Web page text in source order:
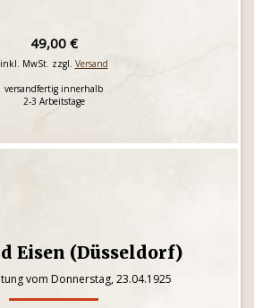
49,00 €
inkl. MwSt. zzgl. Versand
versandfertig innerhalb
2-3 Arbeitstage
Eisen (Düsseldorf)
vom Donnerstag, 23.04.1925